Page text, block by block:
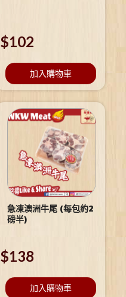
$102
加入購物車
急凍澳洲牛尾 (每包約2
磅半)
$138
加入購物車